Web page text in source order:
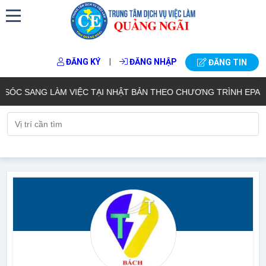
ĐĂNG KÝ | ĐĂNG NHẬP ĐĂNG TIN
SANG LÀM VIỆC TẠI NHẬT BẢN THEO CHƯƠNG TRÌNH EPA